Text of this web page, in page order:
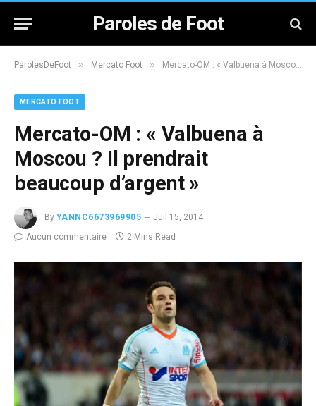
Paroles de Foot
ParolesDeFoot » Mercato Foot » Mercato-OM : « Valbuena à Moscou ? Il prendrait beaucoup d’argent »
MERCATO FOOT
Mercato-OM : « Valbuena à
Moscou ? Il prendrait
beaucoup d’argent »
By YANNC6673969905
Juil 15, 2014
Aucun commentaire
2 Mins Read